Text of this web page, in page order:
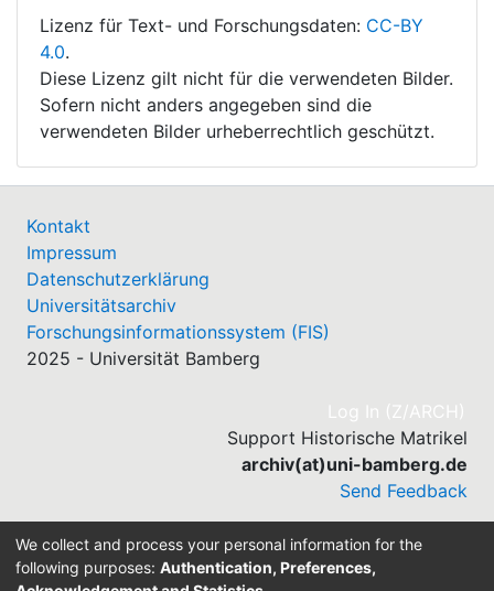
Lizenz für Text- und Forschungsdaten: CC-BY
4.0.
Diese Lizenz gilt nicht für die verwendeten Bilder.
Sofern nicht anders angegeben sind die
verwendeten Bilder urheberrechtlich geschützt.
Kontakt
Impressum
Datenschutzerklärung
Universitätsarchiv
Forschungsinformationssystem (FIS)
2025 - Universität Bamberg
Log In (Z/ARCH)
Support Historische Matrikel
archiv(at)uni-bamberg.de
Send Feedback
We collect and process your personal information for the
following purposes: Authentication, Preferences,